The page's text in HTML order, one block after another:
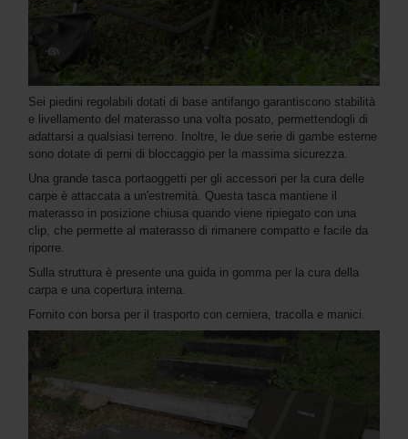
Sei piedini regolabili dotati di base antifango garantiscono stabilità
e livellamento del materasso una volta posato, permettendogli di
adattarsi a qualsiasi terreno. Inoltre, le due serie di gambe esterne
sono dotate di perni di bloccaggio per la massima sicurezza.
Una grande tasca portaoggetti per gli accessori per la cura delle
carpe è attaccata a un'estremità. Questa tasca mantiene il
materasso in posizione chiusa quando viene ripiegato con una
clip, che permette al materasso di rimanere compatto e facile da
riporre.
Sulla struttura è presente una guida in gomma per la cura della
carpa e una copertura interna.
Fornito con borsa per il trasporto con cerniera, tracolla e manici.